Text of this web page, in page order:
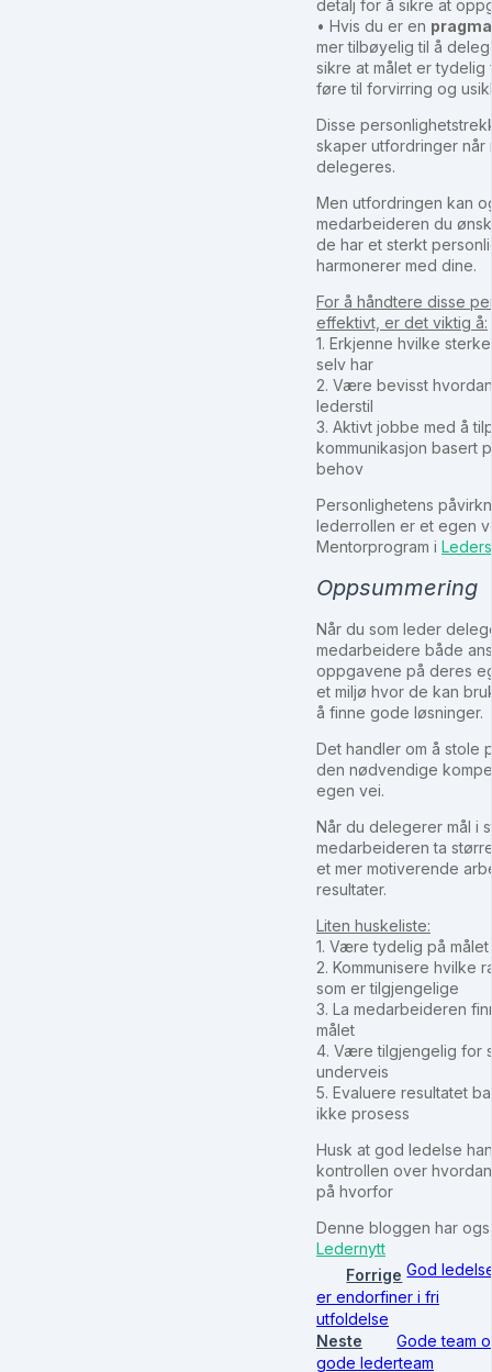
detalj for å sikre at
• Hvis du er en
mer tilbøyelig til å
sikre at målet er tydelig
føre til forvirring og
Disse
skaper utfordringer når
delegeres.
Men utfordringen kan
medarbeideren du
de har et sterkt
harmonerer med dine.
For å håndtere disse
effektivt, er det viktig å:
1. Erkjenne hvilke
selv har
2. Være bevisst
lederstil
3. Aktivt jobbe med å
kommunikasjon basert
behov
Personlighetens
lederrollen er et egen
Mentorprogram i
Oppsummering
Når du som leder
medarbeidere både
oppgavene på deres
et miljø hvor de kan
å finne gode løsninger.
Det handler om å stole
den nødvendige
egen vei.
Når du delegerer mål i
medarbeideren ta
et mer motiverende
resultater.
Liten huskeliste:
1. Være tydelig på målet
2. Kommunisere hvilke
som er tilgjengelige
3. La medarbeideren
målet
4. Være tilgjengelig for
underveis
5. Evaluere resultatet
ikke prosess
Husk at god ledelse
kontrollen over
på hvorfor
Denne bloggen har
Ledernytt
Forrige God
er endorfiner i fri
utfoldelse
Neste
Gode team
gode lederteam